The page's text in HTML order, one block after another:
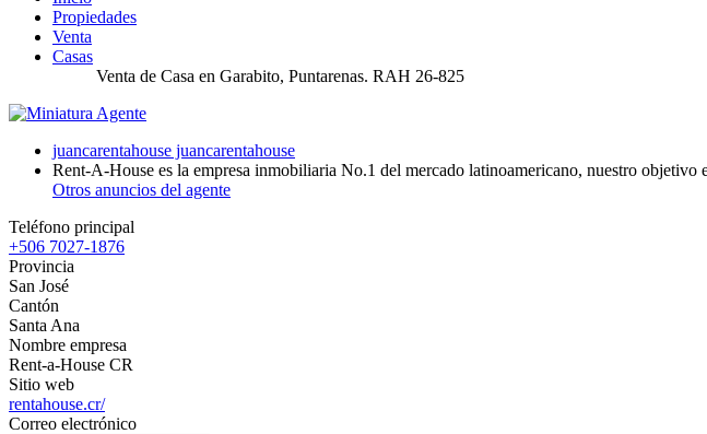
Propiedades
Venta
Casas
Venta de Casa en Garabito, Puntarenas. RAH 26-825
juancarentahouse juancarentahouse
Rent-A-House es la empresa inmobiliaria No.1 del mercado latinoamericano, nuestro objetivo
Otros anuncios del agente
Teléfono principal
+506 7027-1876
Provincia
San José
Cantón
Santa Ana
Nombre empresa
Rent-a-House CR
Sitio web
rentahouse.cr/
Correo electrónico